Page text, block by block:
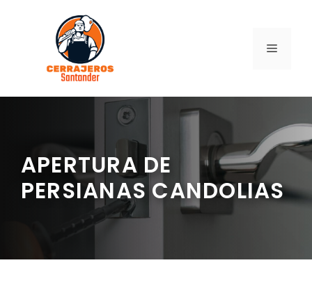
contenido
MENÚ
APERTURA DE
PERSIANAS CANDOLIAS